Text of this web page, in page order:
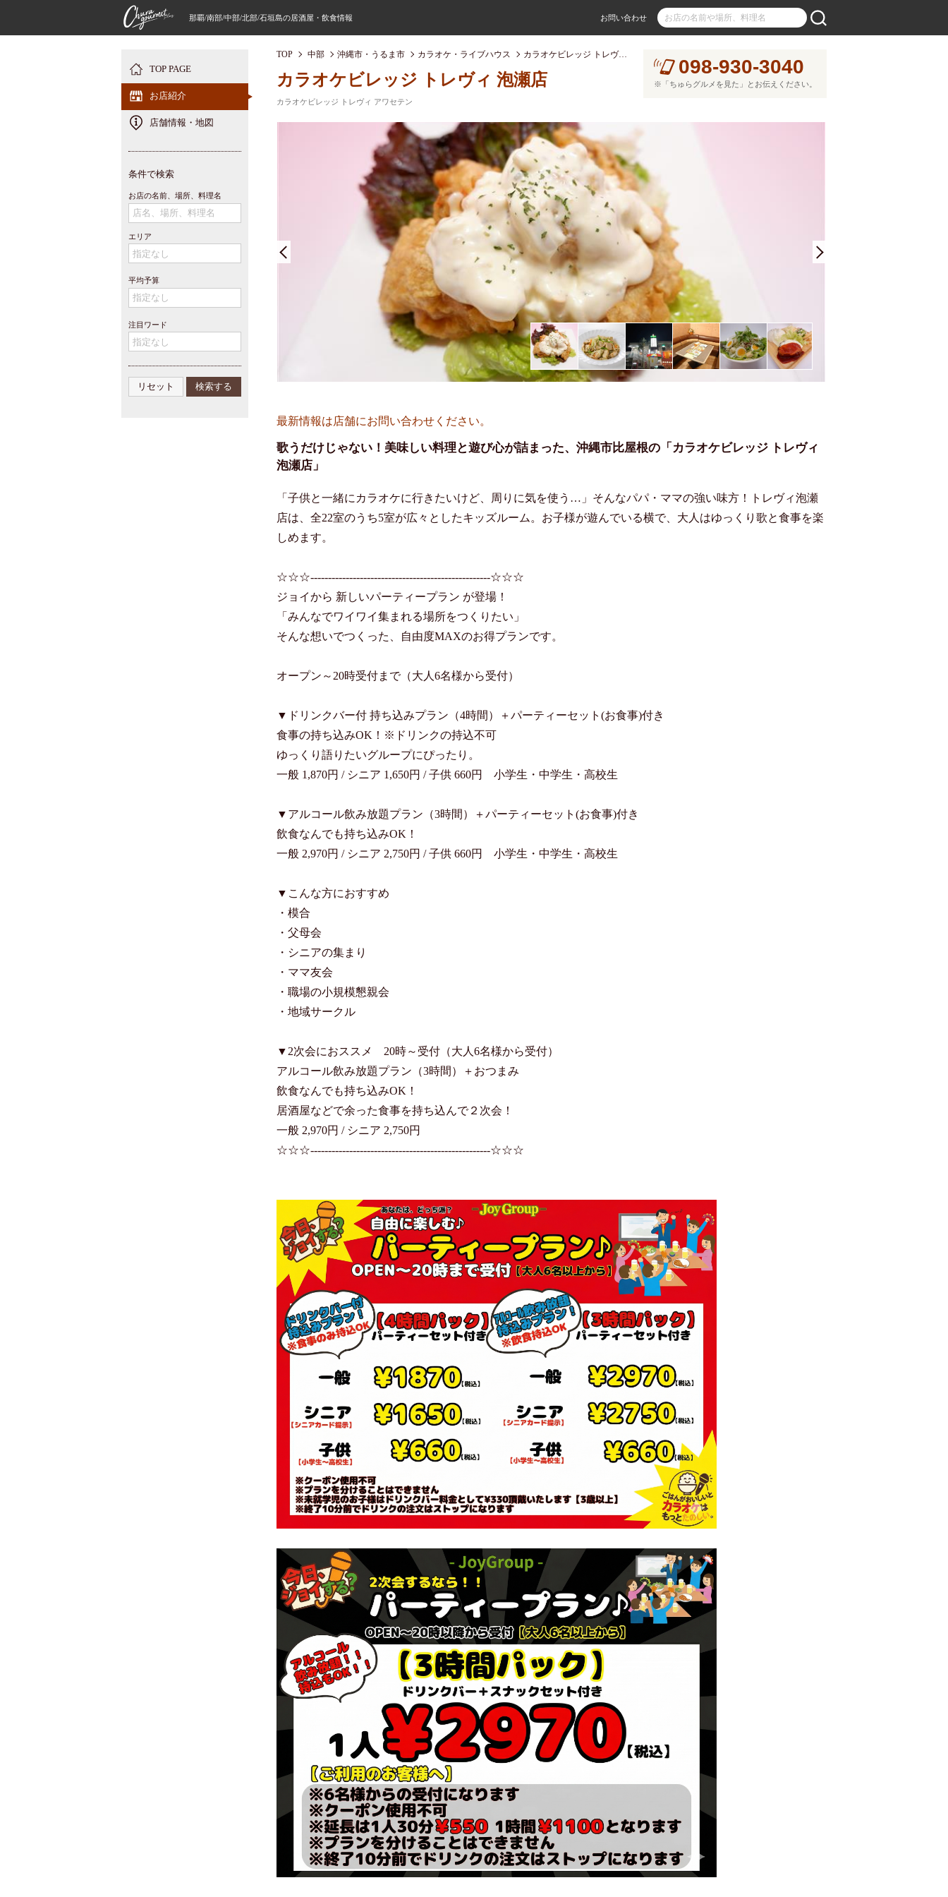
那覇/南部/中部/北部/石垣島の居酒屋・飲食情報 お問い合わせ
TOP 中部 沖縄市・うるま市 カラオケ・ライブハウス カラオケビレッジ トレヴィ 泡瀬店
カラオケビレッジ トレヴィ 泡瀬店
カラオケビレッジ トレヴィ アワセテン
098-930-3040
※「ちゅらグルメを見た」とお伝えください。
最新情報は店舗にお問い合わせください。
歌うだけじゃない！美味しい料理と遊び心が詰まった、沖縄市比屋根の「カラオケビレッジ トレヴィ
泡瀬店」
「子供と一緒にカラオケに行きたいけど、周りに気を使う…」そんなパパ・ママの強い味方！トレヴィ泡瀬
店は、全22室のうち5室が広々としたキッズルーム。お子様が遊んでいる横で、大人はゆっくり歌と食事を楽
しめます。
☆☆☆---------------------------------------------------☆☆☆
ジョイから 新しいパーティープラン が登場！
「みんなでワイワイ集まれる場所をつくりたい」
そんな想いでつくった、自由度MAXのお得プランです。
オープン～20時受付まで（大人6名様から受付）
▼ドリンクバー付 持ち込みプラン（4時間）＋パーティーセット(お食事)付き
食事の持ち込みOK！※ドリンクの持込不可
ゆっくり語りたいグループにぴったり。
一般 1,870円 / シニア 1,650円 / 子供 660円　小学生・中学生・高校生
▼アルコール飲み放題プラン（3時間）＋パーティーセット(お食事)付き
飲食なんでも持ち込みOK！
一般 2,970円 / シニア 2,750円 / 子供 660円　小学生・中学生・高校生
▼こんな方におすすめ
・模合
・父母会
・シニアの集まり
・ママ友会
・職場の小規模懇親会
・地域サークル
▼2次会におススメ　20時～受付（大人6名様から受付）
アルコール飲み放題プラン（3時間）＋おつまみ
飲食なんでも持ち込みOK！
居酒屋などで余った食事を持ち込んで２次会！
一般 2,970円 / シニア 2,750円
☆☆☆---------------------------------------------------☆☆☆
TOP PAGE
お店紹介
店舗情報・地図
条件で検索
お店の名前、場所、料理名
エリア
平均予算
注目ワード